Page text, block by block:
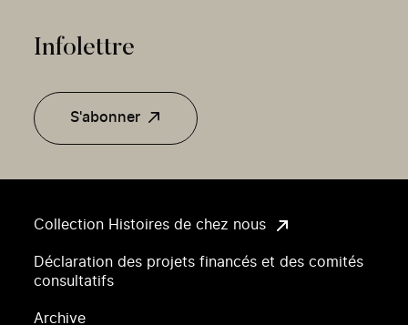
Collection Histoires de chez nous
Déclaration des projets financés et des comités
consultatifs
Archive
Infolettre
S'abonner